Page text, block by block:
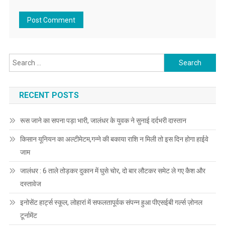
Search for:
RECENT POSTS
रूस जाने का सपना पड़ा भारी, जालंधर के युवक ने सुनाई दर्दभरी दास्तान
किसान यूनियन का अल्टीमेटम,गन्ने की बकाया राशि न मिली तो इस दिन होगा हाईवे
जाम
जालंधर : 6 ताले तोड़कर दुकान में घुसे चोर, दो बार लौटकर समेट ले गए कैश और
दस्तावेज
इनोसेंट हार्ट्स स्कूल, लोहारां में सफलतापूर्वक संपन्न हुआ पीएसईबी गर्ल्स ज़ोनल
टूर्नामेंट